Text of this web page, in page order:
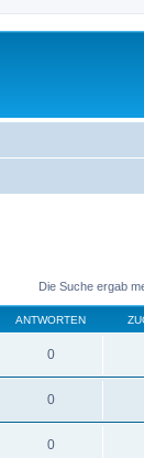
Die Suche ergab
ANTWORTEN
0
0
0